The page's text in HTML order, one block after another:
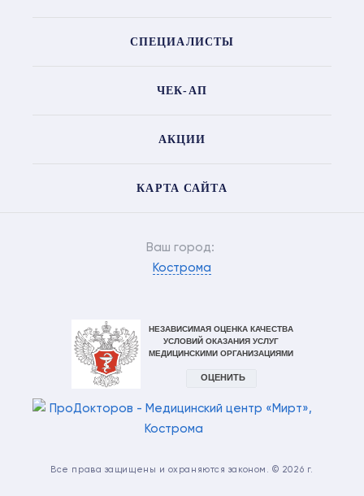
СПЕЦИАЛИСТЫ
ЧЕК-АП
АКЦИИ
КАРТА САЙТА
Ваш город:
Кострома
Все права защищены и охраняются законом. © 2026 г.